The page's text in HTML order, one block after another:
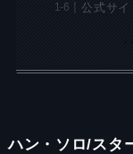
公式サイ
ハン・ソロ/スタ